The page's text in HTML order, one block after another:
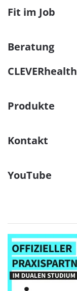
Fit im Job
Beratung
CLEVERhealth
Produkte
Kontakt
YouTube